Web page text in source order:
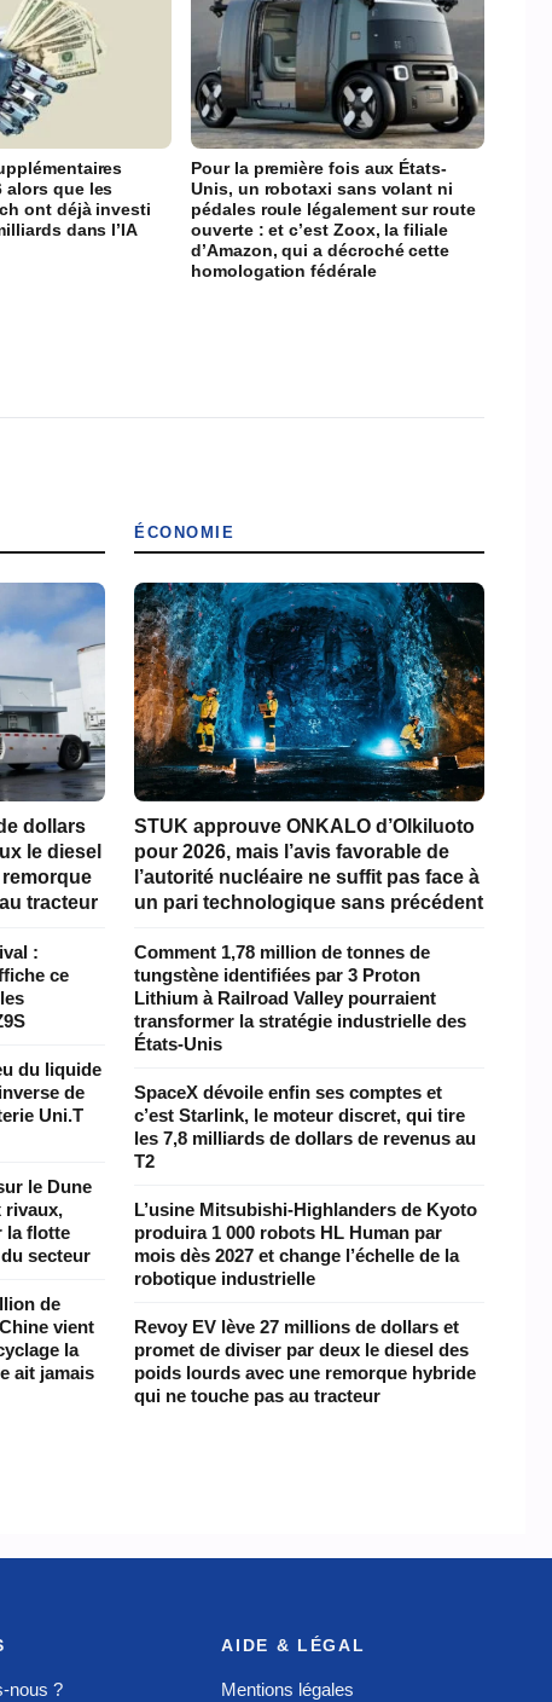
alors que les
ont déjà investi
dans l’IA
Pour la première fois aux États-
Unis, un robotaxi sans volant ni
pédales roule légalement sur route
ouverte : et c’est Zoox, la filiale
d’Amazon, qui a décroché cette
homologation fédérale
dollars
le diesel
tracteur
:
ce
du liquide
de
Uni.T
le Dune
rivaux,
la flotte
secteur
de
vient
la
ait jamais
ÉCONOMIE
STUK approuve ONKALO d’Olkiluoto
pour 2026, mais l’avis favorable de
l’autorité nucléaire ne suffit pas face à
un pari technologique sans précédent
Comment 1,78 million de tonnes de
tungstène identifiées par 3 Proton
Lithium à Railroad Valley pourraient
transformer la stratégie industrielle des
États-Unis
SpaceX dévoile enfin ses comptes et
c’est Starlink, le moteur discret, qui tire
les 7,8 milliards de dollars de revenus au
T2
L’usine Mitsubishi-Highlanders de Kyoto
produira 1 000 robots HL Human par
mois dès 2027 et change l’échelle de la
robotique industrielle
Revoy EV lève 27 millions de dollars et
promet de diviser par deux le diesel des
poids lourds avec une remorque hybride
qui ne touche pas au tracteur
nous ?
AIDE & LÉGAL
Mentions légales